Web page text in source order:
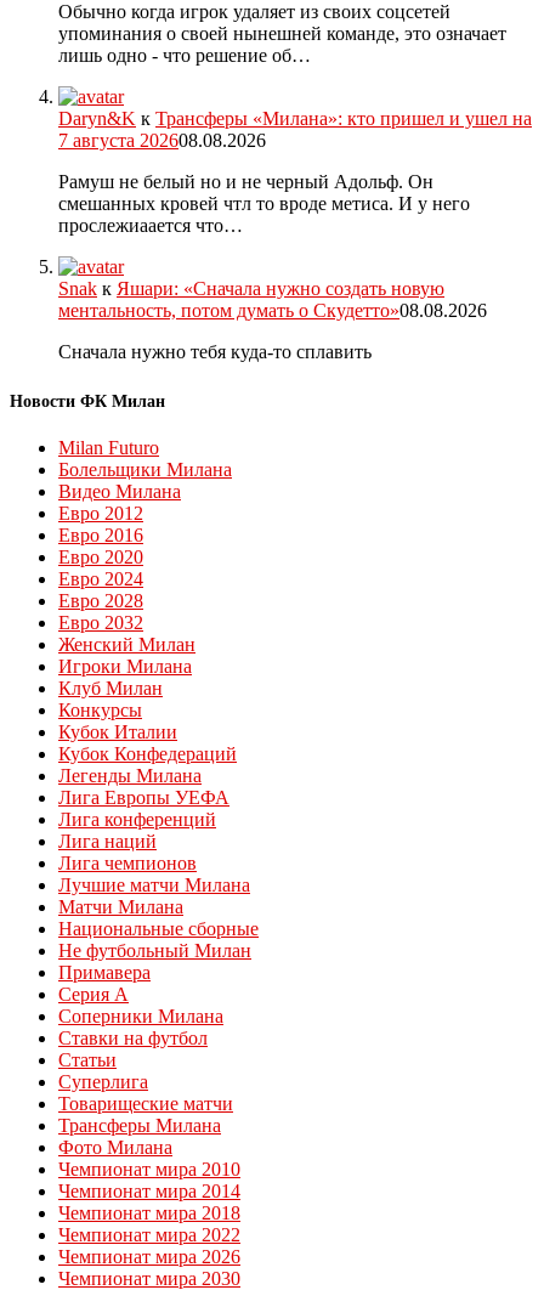
Обычно когда игрок удаляет из своих соцсетей
упоминания о своей нынешней команде, это означает
лишь одно - что решение об…
Daryn&K к Трансферы «Милана»: кто пришел и ушел на
7 августа 202608.08.2026
Рамуш не белый но и не черный Адольф. Он
смешанных кровей чтл то вроде метиса. И у него
прослежиаается что…
Snak к Яшари: «Сначала нужно создать новую
ментальность, потом думать о Скудетто»08.08.2026
Сначала нужно тебя куда-то сплавить
Новости ФК Милан
Milan Futuro
Болельщики Милана
Видео Милана
Евро 2012
Евро 2016
Евро 2020
Евро 2024
Евро 2028
Евро 2032
Женский Милан
Игроки Милана
Клуб Милан
Конкурсы
Кубок Италии
Кубок Конфедераций
Легенды Милана
Лига Европы УЕФА
Лига конференций
Лига наций
Лига чемпионов
Лучшие матчи Милана
Матчи Милана
Национальные сборные
Не футбольный Милан
Примавера
Серия А
Соперники Милана
Ставки на футбол
Статьи
Суперлига
Товарищеские матчи
Трансферы Милана
Фото Милана
Чемпионат мира 2010
Чемпионат мира 2014
Чемпионат мира 2018
Чемпионат мира 2022
Чемпионат мира 2026
Чемпионат мира 2030